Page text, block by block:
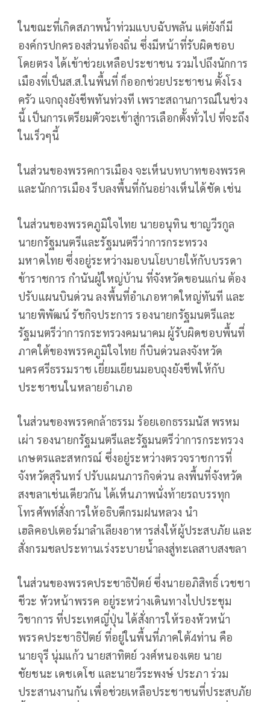
ในขณะที่เกิดสภาพน้ำท่วมแบบฉับพลัน แต่ยังก็มี
องค์กรปกครองส่วนท้องถิ่น ซึ่งมีหน้าที่รับผิดชอบ
โดยตรง ได้เข้าช่วยเหลือประชาชน รวมไปถึงนักการ
เมืองที่เป็นส.ส.ในพื้นที่ ก็ออกช่วยประชาชน ตั้งโรง
ครัว แจกถุงยังชีพทันท่วงที เพราะสถานการณ์ในช่วง
นี้ เป็นการเตรียมตัวจะเข้าสู่การเลือกตั้งทั่วไป ที่จะถึง
ในเร็วๆนี้
ในส่วนของพรรคการเมือง จะเห็นบทบาทของพรรค
และนักการเมือง รีบลงพื้นที่กันอย่างเห็นได้ชัด เช่น
ในส่วนของพรรคภูมิใจไทย นายอนุทิน ชาญวีรกูล
นายกรัฐมนตรีและรัฐมนตรีว่าการกระทรวง
มหาดไทย ซึ่งอยู่ระหว่างมอบนโยบายให้กับบรรดา
ข้าราชการ กำนันผู้ใหญ่บ้าน ที่จังหวัดขอนแก่น ต้อง
ปรับแผนบินด่วน ลงพื้นที่อำเภอหาดใหญ่ทันที และ
นายพิพัฒน์ รัชกิจประการ รองนายกรัฐมนตรีและ
รัฐมนตรีว่าการกระทรวงคมนาคม ผู้รับผิดชอบพื้นที่
ภาคใต้ของพรรคภูมิใจไทย ก็บินด่วนลงจังหวัด
นครศรีธรรมราช เยี่ยมเยียนมอบถุงยังชีพให้กับ
ประชาชนในหลายอำเภอ
ในส่วนของพรรคกล้าธรรม ร้อยเอกธรรมนัส พรหม
เผ่า รองนายกรัฐมนตรีและรัฐมนตรีว่าการกระทรวง
เกษตรและสหกรณ์ ซึ่งอยู่ระหว่างตรวจราชการที่
จังหวัดสุรินทร์ ปรับแผนภารกิจด่วน ลงพื้นที่จังหวัด
สงขลาเช่นเดียวกัน ได้เห็นภาพนั่งท้ายรถบรรทุก
โทรศัพท์สั่งการให้อธิบดีกรมฝนหลวง นำ
เฮลิคอปเตอร์มาลำเลียงอาหารส่งให้ผู้ประสบภัย และ
สั่งกรมชลประทานเร่งระบายน้ำลงสู่ทะเลสาบสงขลา
ในส่วนของพรรคประชาธิปัตย์ ซึ่งนายอภิสิทธิ์ เวชชา
ชีวะ หัวหน้าพรรค อยู่ระหว่างเดินทางไปประชุม
วิชาการ ที่ประเทศญี่ปุ่น ได้สั่งการให้รองหัวหน้า
พรรคประชาธิปัตย์ ที่อยู่ในพื้นที่ภาคใต้4ท่าน คือ
นายจุรี นุ่มแก้ว นายสาทิตย์ วงศ์หนองเตย นาย
ชัยชนะ เดชเดโช และนายวีระพงษ์ ประภา ร่วม
ประสานงานกัน เพื่อช่วยเหลือประชาชนที่ประสบภัย